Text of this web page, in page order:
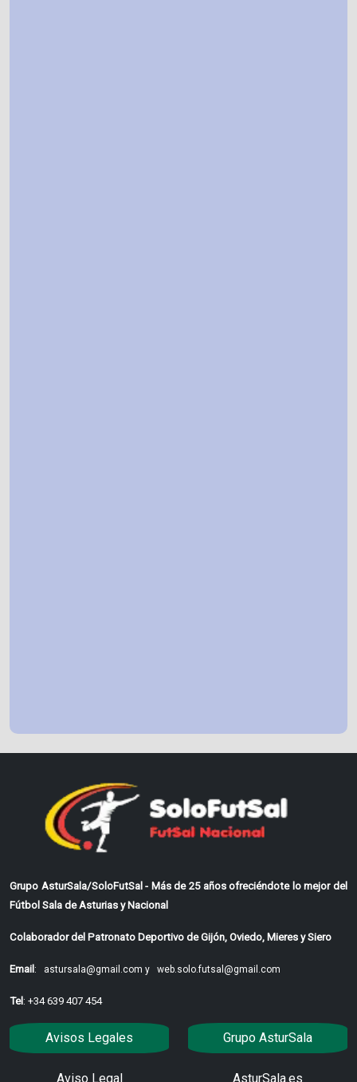
Grupo AsturSala/SoloFutSal - Más de 25 años ofreciéndote lo mejor del
Fútbol Sala de Asturias y Nacional
Colaborador del Patronato Deportivo de Gijón, Oviedo, Mieres y Siero
Email: astursala@gmail.com y web.solo.futsal@gmail.com
Tel: +34 639 407 454
Avisos Legales
Aviso Legal
Grupo AsturSala
AsturSala.es